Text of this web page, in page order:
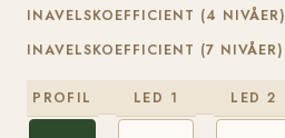
INAVELSKOEFFICIENT (4 NIVÅER)
INAVELSKOEFFICIENT (7 NIVÅER)
PROFIL LED 1 LED 2